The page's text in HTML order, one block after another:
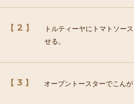
2
トルティーヤにトマトソー
せる。
3 オーブントースターでこん